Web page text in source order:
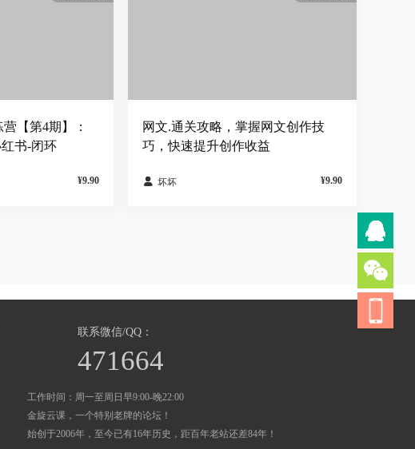
【第4期】：
书-闭环
¥9.90
网文.通关攻略，掌握网文创作技
巧，快速提升创作收益
 坏坏 ¥9.90
联系微信/QQ：
471664
工作时间：周一至周日早9:00-晚22:00
金旋云课，一个特别老牌的论坛！
始创于2006年，至今已有16年历史，距百年老站还差84年！